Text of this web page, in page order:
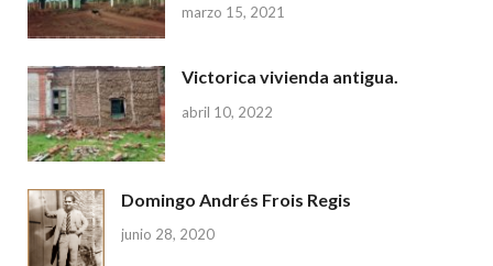
marzo 15, 2021
Victorica vivienda antigua.
abril 10, 2022
Domingo Andrés Frois Regis
junio 28, 2020